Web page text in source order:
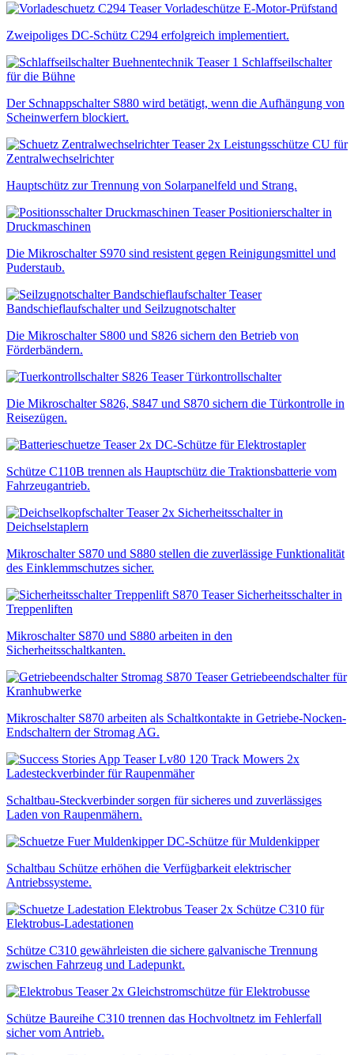
Vorladeschütze E-Motor-Prüfstand
Zweipoliges DC-Schütz C294 erfolgreich implementiert.
Schlaffseilschalter
für die Bühne
Der Schnappschalter S880 wird betätigt, wenn die Aufhängung von
Scheinwerfern blockiert.
Leistungsschütze CU für
Zentralwechselrichter
Hauptschütz zur Trennung von Solarpanelfeld und Strang.
Positionierschalter in
Druckmaschinen
Die Mikroschalter S970 sind resistent gegen Reinigungsmittel und
Puderstaub.
Bandschieflaufschalter und Seilzugnotschalter
Die Mikroschalter S800 und S826 sichern den Betrieb von
Förderbändern.
Türkontrollschalter
Die Mikroschalter S826, S847 und S870 sichern die Türkontrolle in
Reisezügen.
DC-Schütze für Elektrostapler
Schütze C110B trennen als Hauptschütz die Traktionsbatterie vom
Fahrzeugantrieb.
Sicherheitsschalter in
Deichselstaplern
Mikroschalter S870 und S880 stellen die zuverlässige Funktionalität
des Einklemmschutzes sicher.
Sicherheitsschalter in
Treppenliften
Mikroschalter S870 und S880 arbeiten in den
Sicherheitsschaltkanten.
Getriebeendschalter für
Kranhubwerke
Mikroschalter S870 arbeiten als Schaltkontakte in Getriebe-Nocken-
Endschaltern der Stromag AG.
Ladesteckverbinder für Raupenmäher
Schaltbau-Steckverbinder sorgen für sicheres und zuverlässiges
Laden von Raupenmähern.
DC-Schütze für Muldenkipper
Schaltbau Schütze erhöhen die Verfügbarkeit elektrischer
Antriebssysteme.
Schütze C310 für
Elektrobus-Ladestationen
Schütze C310 gewährleisten die sichere galvanische Trennung
zwischen Fahrzeug und Ladepunkt.
Gleichstromschütze für Elektrobusse
Schütze Baureihe C310 trennen das Hochvoltnetz im Fehlerfall
sicher vom Antrieb.